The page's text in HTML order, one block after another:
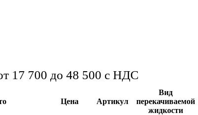
17 700 до 48 500 с НДС
Цена Артикул
Вид
перекачиваемой
жидкости